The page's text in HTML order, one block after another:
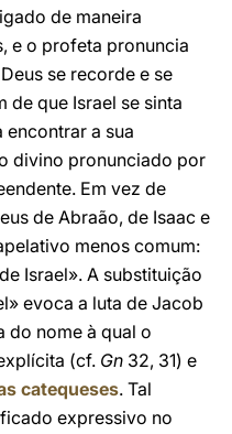
de maneira
e o profeta pronuncia
se recorde e se
de que Israel se sinta
a sua
divino pronunciado por
Em vez de
de Abraão, de Isaac e
menos comum:
Israel». A substituição
evoca a luta de Jacob
do nome à qual o
(cf. Gn 32, 31) e
catequeses. Tal
expressivo no